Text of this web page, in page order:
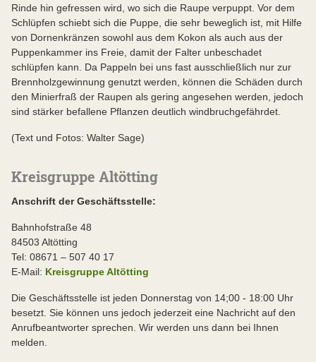
Rinde hin gefressen wird, wo sich die Raupe verpuppt. Vor dem
Schlüpfen schiebt sich die Puppe, die sehr beweglich ist, mit Hilfe
von Dornenkränzen sowohl aus dem Kokon als auch aus der
Puppenkammer ins Freie, damit der Falter unbeschadet
schlüpfen kann. Da Pappeln bei uns fast ausschließlich nur zur
Brennholzgewinnung genutzt werden, können die Schäden durch
den Minierfraß der Raupen als gering angesehen werden, jedoch
sind stärker befallene Pflanzen deutlich windbruchgefährdet.
(Text und Fotos: Walter Sage)
Kreisgruppe Altötting
Anschrift der Geschäftsstelle:
Bahnhofstraße 48
84503 Altötting
Tel: 08671 – 507 40 17
E-Mail: Kreisgruppe Altötting
Die Geschäftsstelle ist jeden Donnerstag von 14;00 - 18:00 Uhr
besetzt. Sie können uns jedoch jederzeit eine Nachricht auf den
Anrufbeantworter sprechen. Wir werden uns dann bei Ihnen
melden.